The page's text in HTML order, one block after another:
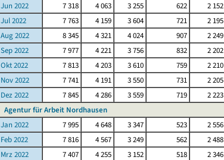
Jun 2022
7 318 4 063 3 255 622 2 152
Jul 2022
7 763 4 159 3 604 721 2 195
Aug 2022
8 345 4 321 4 024 907 2 249
Sep 2022
7 977 4 221 3 756 832 2 202
Okt 2022
7 813 4 203 3 610 759 2 210
Nov 2022
7 741 4 191 3 550 731 2 205
Dez 2022
7 845 4 286 3 559 719 2 223
Agentur für Arbeit Nordhausen
Jan 2022
7 995 4 648 3 347 523 2 556
Feb 2022
7 816 4 567 3 249 562 2 488
Mrz 2022
7 407 4 255 3 152 518 2 346